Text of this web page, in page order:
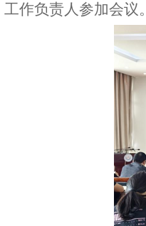
工作负责人参加会议。